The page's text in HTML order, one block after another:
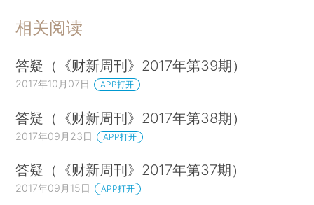
相关阅读
答疑（《财新周刊》2017年第39期）
2017年10月07日 APP打开
答疑（《财新周刊》2017年第38期）
2017年09月23日 APP打开
答疑（《财新周刊》2017年第37期）
2017年09月15日 APP打开